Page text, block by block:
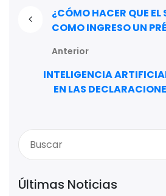
¿CÓMO HACER QUE EL
COMO INGRESO UN
Anterior
INTELIGENCIA
EN LAS
Últimas Noticias